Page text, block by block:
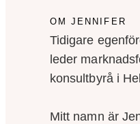
OM JENNIFER
Tidigare
leder
konsultbyrå i
Mitt namn är